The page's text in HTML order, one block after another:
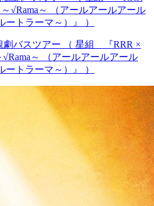
劇バスツアー （ 星組 『RRR ×
～ （アールアールアール
トラーマ～）』 ）